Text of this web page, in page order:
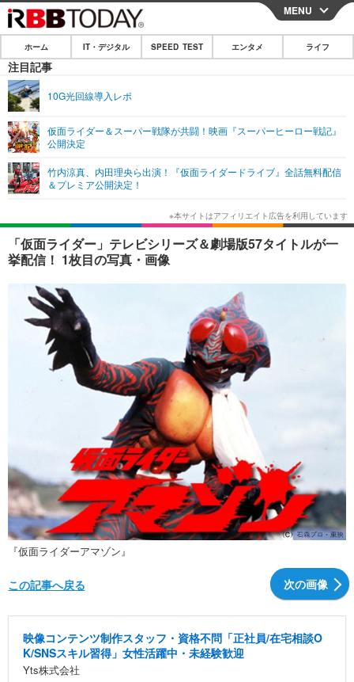
CLOSE
ホーム
IT・デジタル
ネタ
ショッピング その他
SPEED TEST
エンタメ
エンタメTOP
韓国・芸能
音楽 スポーツ
ショッピング
ライフ
ライフTOP グルメ
ペット ショッピング
その他
リリース一覧
プッシュ通知の停止方法
MENU
ホーム IT・デジタル SPEED TEST エンタメ ライフ
注目記事
10G光回線導入レポ
仮面ライダー＆スーパー戦隊が共闘！映画『スーパーヒーロー戦記』
公開決定
竹内涼真、内田理央ら出演！『仮面ライダードライブ』全話無料配信
＆プレミア公開決定！
「仮面ライダー」テレビシリーズ＆劇場版57タイトルが一
挙配信！ 1枚目の写真・画像
『仮面ライダーアマゾン』
次の画像
この記事へ戻る
映像コンテンツ制作スタッフ・資格不問「正社員/在宅相談O
K/SNSスキル習得」女性活躍中・未経験歓迎
Yts株式会社